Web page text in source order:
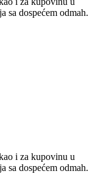
sa dospećem odmah.
i za kupovinu u
sa dospećem odmah.